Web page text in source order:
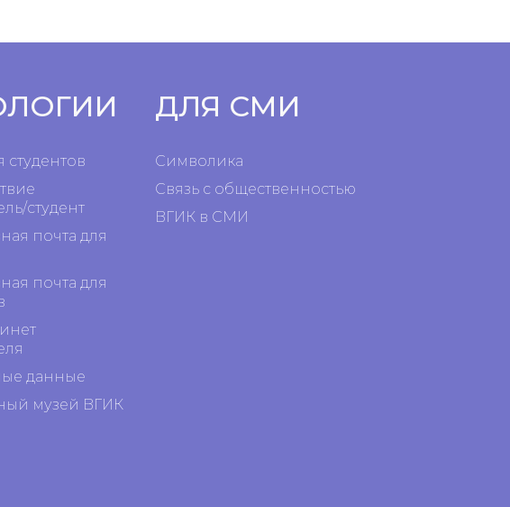
студент
почта для
почта для
данные
музей ВГИК
ДЛЯ СМИ
Символика
Связь с общественностью
ВГИК в СМИ